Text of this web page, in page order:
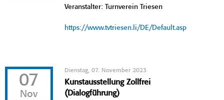
Veranstalter: Turnverein Triesen
https://www.tvtriesen.li/DE/Default.asp
07
Nov
Dienstag, 07. November 2023
Kunstausstellung Zollfrei
(Dialogführung)